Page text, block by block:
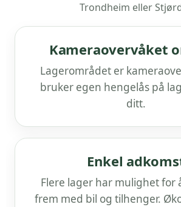
Trondheim eller
Kameraovervåket
Lagerområdet er
bruker egen hengelås på
ditt.
Enkel
Flere lager har mulighet for
frem med bil og tilhenger.